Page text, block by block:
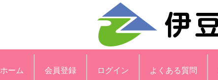
ホーム 会員登録 ログイン よくある質問